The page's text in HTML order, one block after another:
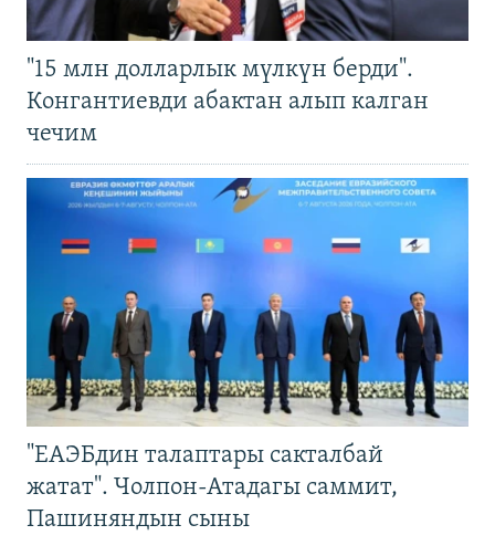
"15 млн долларлык мүлкүн берди".
Конгантиевди абактан алып калган
чечим
"ЕАЭБдин талаптары сакталбай
жатат". Чолпон-Атадагы саммит,
Пашиняндын сыны